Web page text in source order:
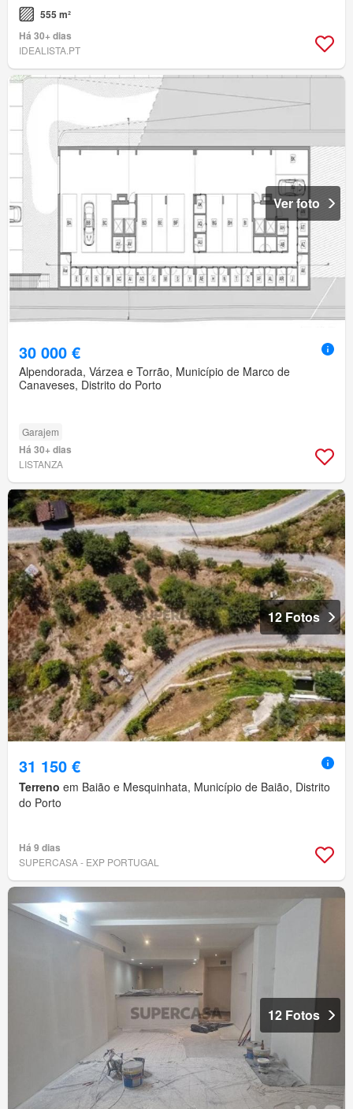
555 m²
Há 30+ dias
IDEALISTA.PT
Ver foto
30 000 €
Alpendorada, Várzea e Torrão, Município de Marco de
Canaveses, Distrito do Porto
Garajem
Há 30+ dias
LISTANZA
12 Fotos
31 150 €
Terreno em Baião e Mesquinhata, Município de Baião, Distrito
do Porto
Há 9 dias
SUPERCASA - EXP PORTUGAL
12 Fotos